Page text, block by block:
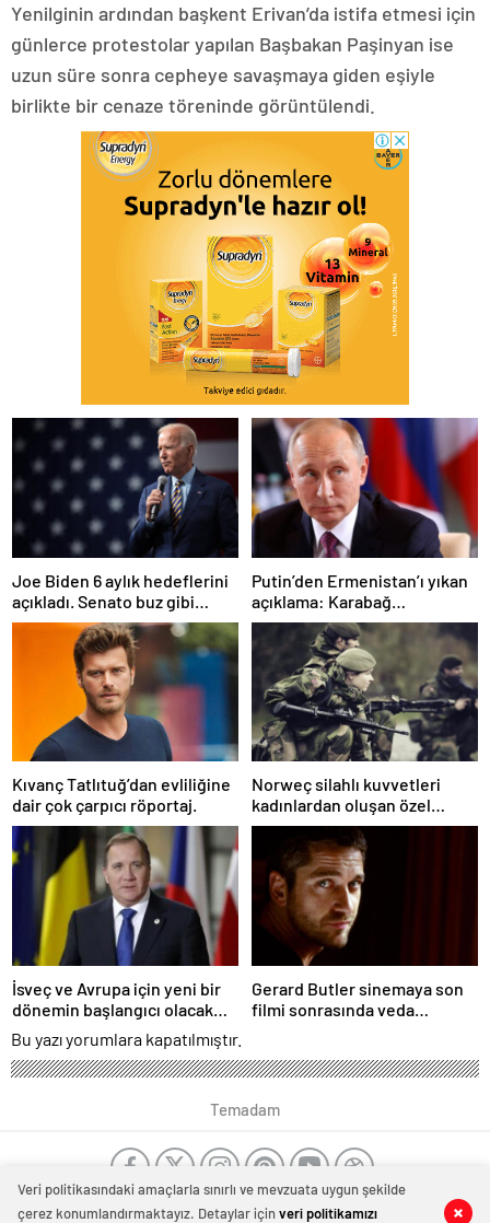
0 0
0 0
Yenilginin ardından başkent Erivan’da istifa etmesi için
günlerce protestolar yapılan Başbakan Paşinyan ise
uzun süre sonra cepheye savaşmaya giden eşiyle
birlikte bir cenaze töreninde görüntülendi.
Joe Biden 6 aylık hedeflerini
açıkladı. Senato buz gibi…
Putin’den Ermenistan’ı yıkan
açıklama: Karabağ
Azerbaycan’ın ayrılmaz bir
parçasıdır!
Kıvanç Tatlıtuğ’dan evliliğine
dair çok çarpıcı röportaj.
Norweç silahlı kuvvetleri
kadınlardan oluşan özel
kuvvetler eğitimlerini
başlattı.
İsveç ve Avrupa için yeni bir
dönemin başlangıcı olacak
kararlar.
Gerard Butler sinemaya son
filmi sonrasında veda
Bu yazı yorumlara kapatılmıştır.
Temadam
Veri politikasındaki amaçlarla sınırlı ve mevzuata uygun şekilde
çerez konumlandırmaktayız. Detaylar içinveri politikamızı